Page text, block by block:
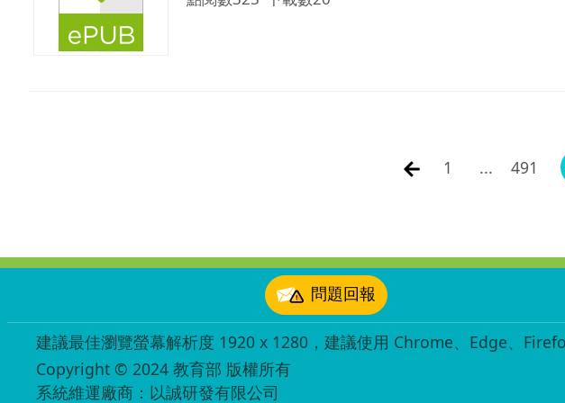
1 ... 491
問題回報
建議最佳瀏覽螢幕解析度 1920 x 1280，建議使用 Chrome、Edge、
Copyright © 2024 教育部 版權所有
系統維運廠商：以誠研發有限公司